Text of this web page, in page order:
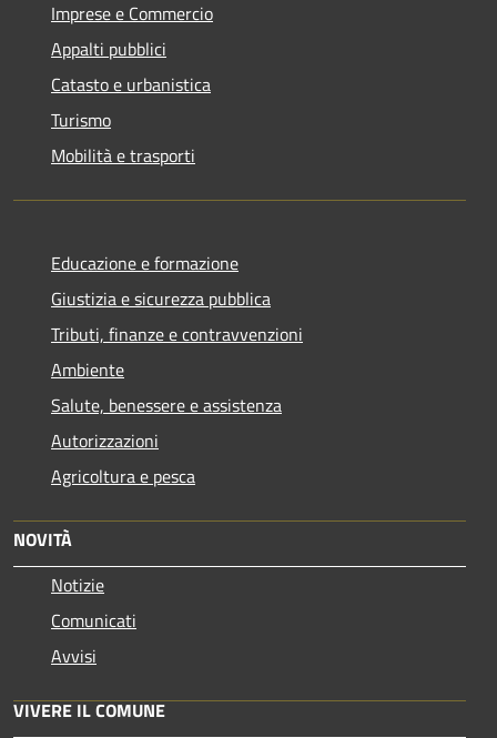
Imprese e Commercio
Appalti pubblici
Catasto e urbanistica
Turismo
Mobilità e trasporti
Educazione e formazione
Giustizia e sicurezza pubblica
Tributi, finanze e contravvenzioni
Ambiente
Salute, benessere e assistenza
Autorizzazioni
Agricoltura e pesca
NOVITÀ
Notizie
Comunicati
Avvisi
VIVERE IL COMUNE